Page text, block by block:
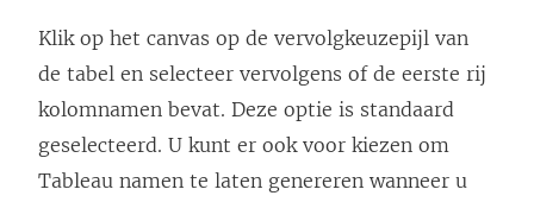
Klik op het canvas op de vervolgkeuzepijl van
de tabel en selecteer vervolgens of de eerste rij
kolomnamen bevat. Deze optie is standaard
geselecteerd. U kunt er ook voor kiezen om
Tableau namen te laten genereren wanneer u